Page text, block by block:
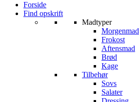
Forside
Find opskrift
Madtyper
Morgenmad
Frokost
Aftensmad
Brød
Kage
Tilbehør
Sovs
Salater